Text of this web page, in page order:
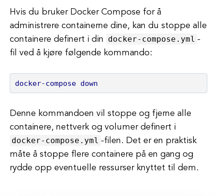
Hvis du bruker Docker Compose for å
administrere containerne dine, kan du stoppe alle
containere definert i din
docker-compose.yml -
fil ved å kjøre følgende kommando:
docker-compose down
Denne kommandoen vil stoppe og fjerne alle
containere, nettverk og volumer definert i
docker-compose.yml -filen. Det er en praktisk
måte å stoppe flere containere på en gang og
rydde opp eventuelle ressurser knyttet til dem.